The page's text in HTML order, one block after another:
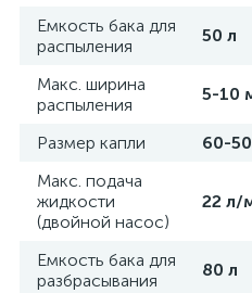
Емкость бака для
распыления
50 л
Макс. ширина
распыления
5-10
Размер капли
60-
Макс. подача
жидкости
(двойной насос)
22 л/
Емкость бака для
разбрасывания
80 л